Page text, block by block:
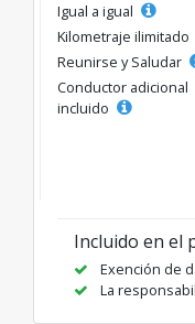
Igual a igual
Kilometraje ilimitado
Reunirse y Saludar
Conductor adicional
incluido
Incluido en el
Exención de
La